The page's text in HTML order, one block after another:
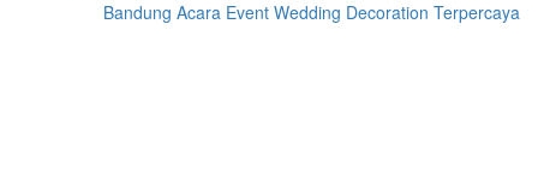
Bandung Acara Event Wedding Decoration Terpercaya